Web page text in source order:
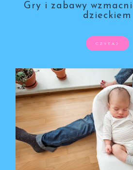
Gry i zabawy
dzieckiem
CZYTAJ